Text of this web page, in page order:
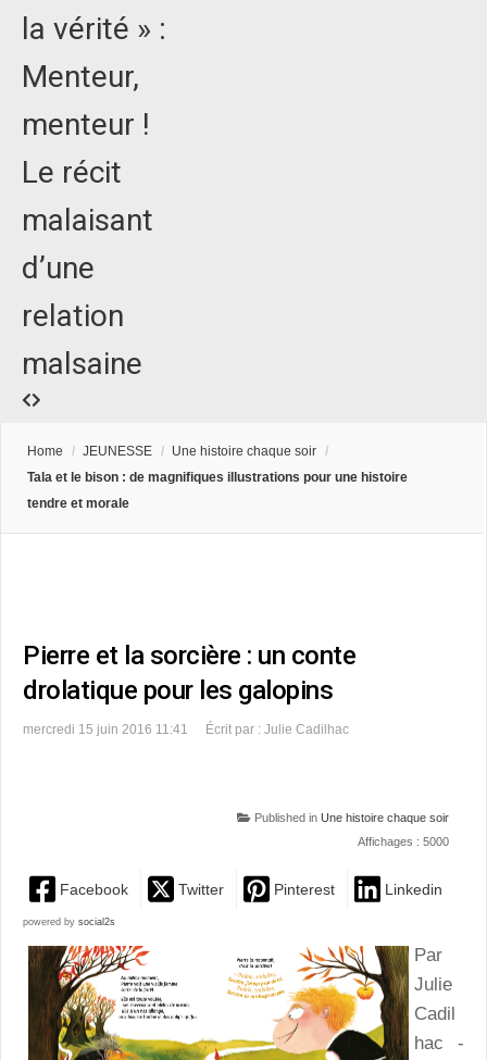
la vérité » :
Menteur,
menteur !
Le récit
malaisant
d’une
relation
malsaine
Home / JEUNESSE / Une histoire chaque soir /
Tala et le bison : de magnifiques illustrations pour une histoire
tendre et morale
Pierre et la sorcière : un conte
drolatique pour les galopins
mercredi 15 juin 2016 11:41 Écrit par : Julie Cadilhac
Published in Une histoire chaque soir
Affichages : 5000
Facebook Twitter Pinterest Linkedin
powered by social2s
Par
Julie
Cadil
hac -